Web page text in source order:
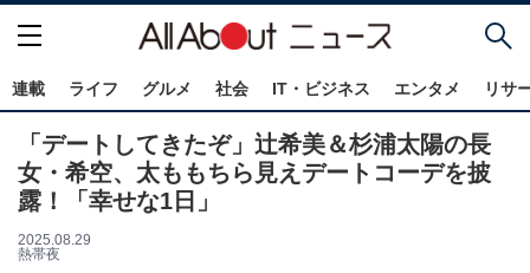
連載 ライフ グルメ 社会 IT・ビジネス エンタメ リサ
「デートしてきたぞ」辻希美＆杉浦太陽の長
女・希空、太ももちら見えデートコーデを披
露！「幸せな1日」
2025.08.29
熱帯夜